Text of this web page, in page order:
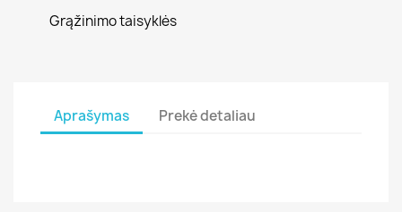
Grąžinimo taisyklės
Aprašymas Prekė detaliau